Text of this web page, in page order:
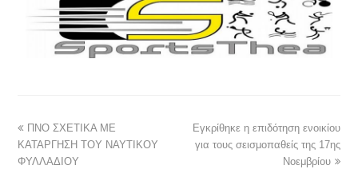
ΠΝΟ ΣΧΕΤΙΚΑ ΜΕ
ΚΑΤΑΡΓΗΣΗ ΤΟΥ ΝΑΥΤΙΚΟΥ
ΦΥΛΛΑΔΙΟΥ
Εγκρίθηκε η επιδότηση ενοικίου
για τους σεισμοπαθείς της 17ης
Νοεμβρίου